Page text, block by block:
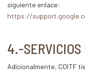
siguiente enlace:
https://
4.-SERVICIOS
Adicionalmente, COITF